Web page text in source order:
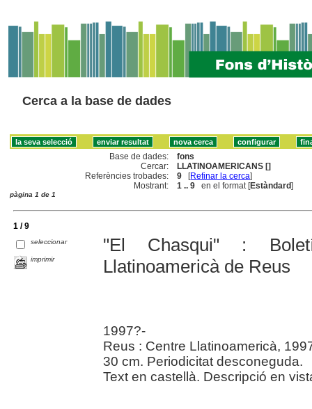
Cerca a la base de dades
Base de dades:
fons
Cercar:
LLATINOAMERICANS []
Referències trobades:
9 [Refinar la cerca]
Mostrant:
1 .. 9 en el format [Estàndard]
pàgina 1 de 1
1 / 9
seleccionar
imprimir
"El Chasqui" :
Llatinoamericà de Reus
1997?-
Reus : Centre Llatinoamericà,
30 cm. Periodicitat desconeguda.
Text en castellà. Descripció en